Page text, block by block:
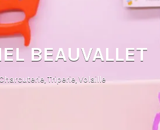
BEAUVALLET
Charcuterie,Triperie,Volaille